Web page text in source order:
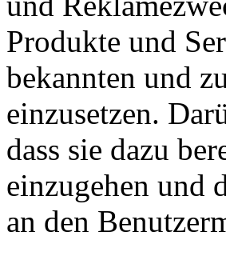
Produkte und
bekannten und
einzusetzen.
dass sie dazu
einzugehen und
an den